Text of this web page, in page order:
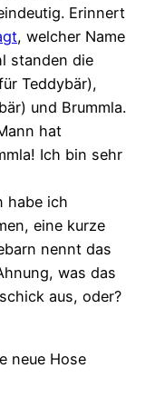
Erinnert
, welcher Name
standen die
Teddybär),
und Brummla.
hat
Ich bin sehr
habe ich
eine kurze
nennt das
was das
aus, oder?